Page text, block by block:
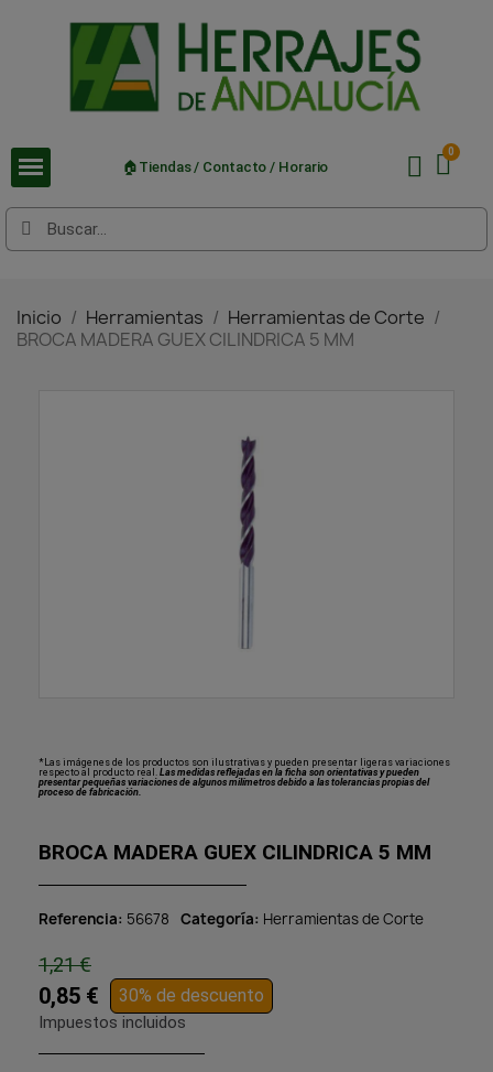
🏠Tiendas / Contacto / Horario
Inicio Herramientas
Herramientas de Corte
BROCA MADERA GUEX CILINDRICA 5 MM
*Las imágenes de los productos son ilustrativas y pueden presentar ligeras variaciones
respecto al producto real. Las medidas reflejadas en la ficha son orientativas y pueden
presentar pequeñas variaciones de algunos milímetros debido a las tolerancias propias del
proceso de fabricación.
BROCA MADERA GUEX CILINDRICA 5 MM
Referencia 56678 Categoría Herramientas de Corte
1,21 €
0,85 € 30% de descuento
Impuestos incluidos